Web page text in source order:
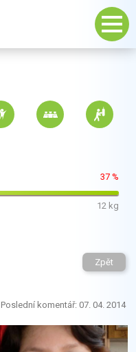
37 %
12 kg
Zpět
Poslední komentář: 07. 04. 2014